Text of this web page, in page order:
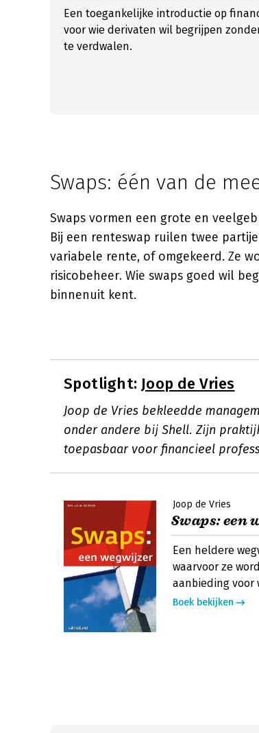
Een toegankelijke introductie op
voor wie derivaten wil begrijpen
te verdwalen.
Swaps: één van de
Swaps vormen een grote en
Bij een renteswap ruilen twee
variabele rente, of omgekeerd. Ze
risicobeheer. Wie swaps goed wil
binnenuit kent.
Spotlight: Joop de Vries
Joop de Vries bekleedde
onder andere bij Shell. Zijn
toepasbaar voor financieel
Joop de Vries
Swaps: een
Een heldere
waarvoor ze
aanbieding voor
Boek bekijken